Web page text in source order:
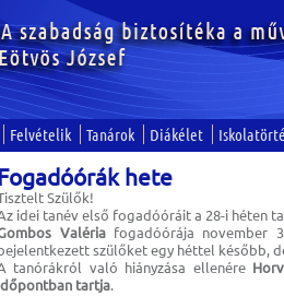
Felvételik Tanárok Diákélet
hete
Szülők!
idei tanév első fogadóóráit a 28-i héten
Valériafogadóórája november
szülőket egy héttel később,
tanórákról való hiányzása ellenére
tartja.